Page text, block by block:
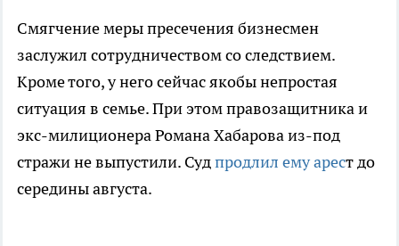
Смягчение меры пресечения бизнесмен
заслужил сотрудничеством со следствием.
Кроме того, у него сейчас якобы непростая
ситуация в семье. При этом правозащитника и
экс-милиционера Романа Хабарова из-под
стражи не выпустили. Судпродлил ему арест до
середины августа.